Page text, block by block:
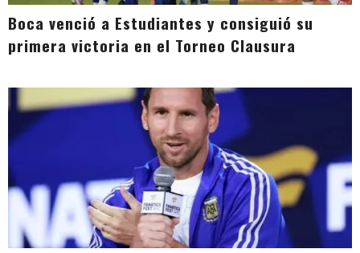
Boca venció a Estudiantes y consiguió su
primera victoria en el Torneo Clausura